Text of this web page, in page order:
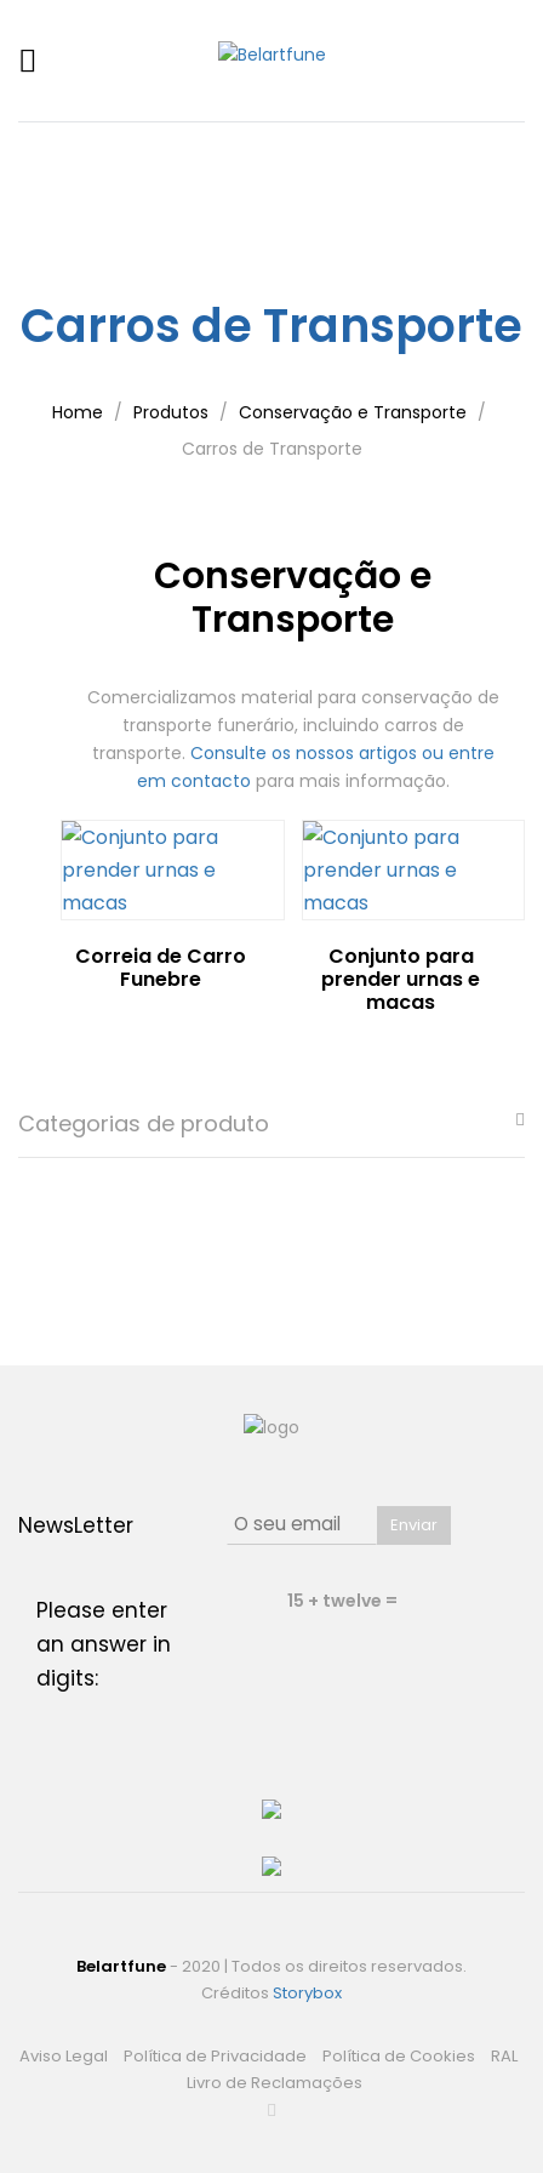
Carros de Transporte
Home Produtos
Conservação e Transporte
Carros de Transporte
Conservação e
Transporte
Comercializamos material para conservação de
transporte funerário, incluindo carros de
transporte. Consulte os nossos artigos ou entre
em contacto para mais informação.
Correia de Carro
Funebre
Conjunto para
prender urnas e
macas
Categorias de produto
NewsLetter
Please enter
an answer in
digits:
15 + twelve =
Belartfune - 2020 | Todos os direitos reservados.
Créditos Storybox
Aviso Legal Política de Privacidade Política de Cookies
RAL
Livro de Reclamações